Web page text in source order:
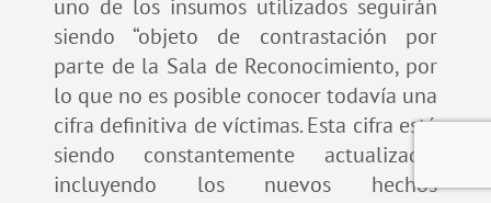
uno de los insumos utilizados seguirán
siendo “objeto de contrastación por
parte de la Sala de Reconocimiento, por
lo que no es posible conocer todavía una
cifra definitiva de víctimas. Esta cifra está
siendo constantemente actualizada,
incluyendo los nuevos hechos